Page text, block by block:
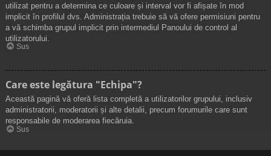
utilizat pentru a determina ce culoare și interval vor fi afișate în mod
implicit în profilul dvs. Administrația trebuie să vă ofere permisiuni pentru
a vă schimba grupul implicit prin intermediul Panoului de control al
utilizatorului.
Sus
Care este legătura "Echipa"?
Această pagină vă oferă lista completă a utilizatorilor grupului, inclusiv
administratorii, moderatorii și alte detalii, precum forumurile care sunt
responsabile de moderarea fiecăruia.
Sus